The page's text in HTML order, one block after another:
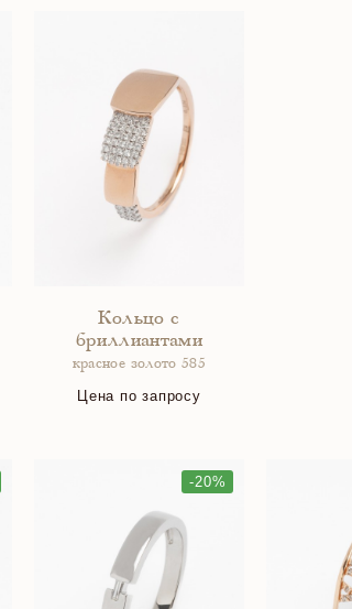
Кольцо с
бриллиантами
красное золото 585
Цена по запросу
-20%